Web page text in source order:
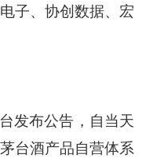
子、协创数据、宏
布公告，自当天
台酒产品自营体系